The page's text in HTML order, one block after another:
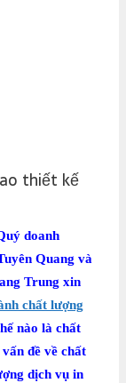
thiết kế
doanh
Quang và
Trung xin
chất lượng
nào là chất
đề về chất
dịch vụ in